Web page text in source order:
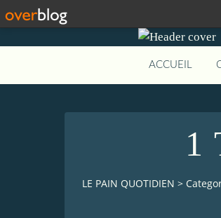
ACCUEIL
1
LE PAIN QUOTIDIEN >